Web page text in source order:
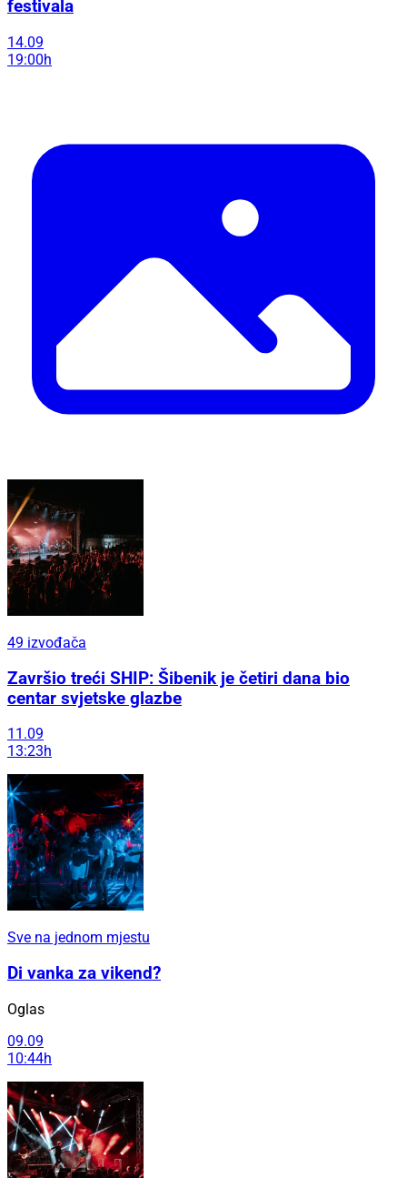
festivala
14.09
19:00h
49 izvođača
Završio treći SHIP: Šibenik je četiri dana bio
centar svjetske glazbe
11.09
13:23h
Sve na jednom mjestu
Di vanka za vikend?
Oglas
09.09
10:44h